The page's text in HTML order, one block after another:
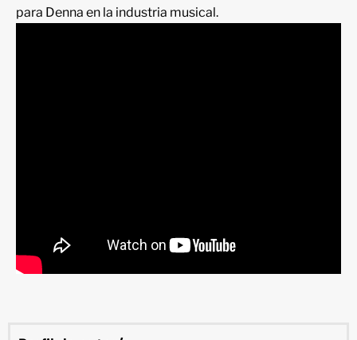
para Denna en la industria musical.